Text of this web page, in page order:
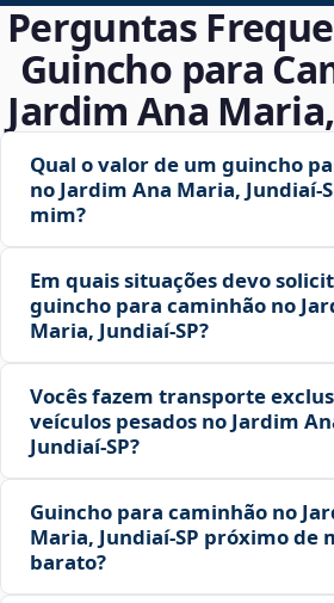
Perguntas
Guincho para
Jardim Ana
Qual o valor de um guincho
no Jardim Ana Maria,
mim?
Em quais situações devo
guincho para caminhão no
Maria, Jundiaí‑SP?
Vocês fazem transporte
veículos pesados no Jardim
Jundiaí‑SP?
Guincho para caminhão no
Maria, Jundiaí‑SP próximo de
barato?